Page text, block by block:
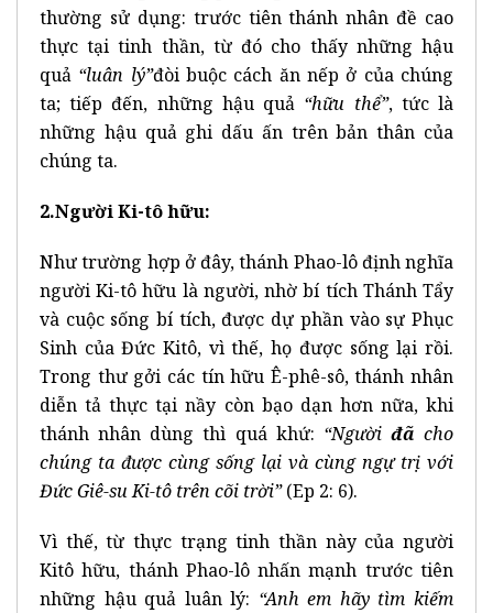
thường sử dụng: trước tiên thánh nhân đề cao
thực tại tinh thần, từ đó cho thấy những hậu
quả “luân lý”đòi buộc cách ăn nếp ở của chúng
ta; tiếp đến, những hậu quả “hữu thể”, tức là
những hậu quả ghi dấu ấn trên bản thân của
chúng ta.
2.Người Ki-tô hữu:
Như trường hợp ở đây, thánh Phao-lô định nghĩa
người Ki-tô hữu là người, nhờ bí tích Thánh Tẩy
và cuộc sống bí tích, được dự phần vào sự Phục
Sinh của Đức Kitô, vì thế, họ được sống lại rồi.
Trong thư gởi các tín hữu Ê-phê-sô, thánh nhân
diễn tả thực tại nầy còn bạo dạn hơn nữa, khi
thánh nhân dùng thì quá khứ: “Người đã cho
chúng ta được cùng sống lại và cùng ngự trị với
Đức Giê-su Ki-tô trên cõi trời”(Ep 2: 6).
Vì thế, từ thực trạng tinh thần này của người
Kitô hữu, thánh Phao-lô nhấn mạnh trước tiên
những hậu quả luân lý: “Anh em hãy tìm kiếm